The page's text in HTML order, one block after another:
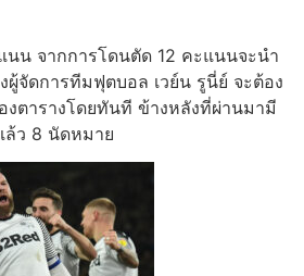
นน จากการโดนตัด 12 คะแนนจะนำ
จัดการทีมฟุตบอล เวย์น รูนี่ย์ จะต้อง
งตารางโดยทันที ข้างหลังที่ผ่านมามี
ล้ว 8 นัดหมาย